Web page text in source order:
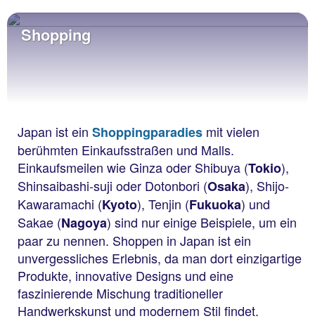
Shopping
Japan ist ein Shoppingparadies mit vielen
berühmten Einkaufsstraßen und Malls.
Einkaufsmeilen wie Ginza oder Shibuya (Tokio),
Shinsaibashi-suji oder Dotonbori (Osaka), Shijo-
Kawaramachi (Kyoto), Tenjin (Fukuoka) und
Sakae (Nagoya) sind nur einige Beispiele, um ein
paar zu nennen. Shoppen in Japan ist ein
unvergessliches Erlebnis, da man dort einzigartige
Produkte, innovative Designs und eine
faszinierende Mischung traditioneller
Handwerkskunst und modernem Stil findet.